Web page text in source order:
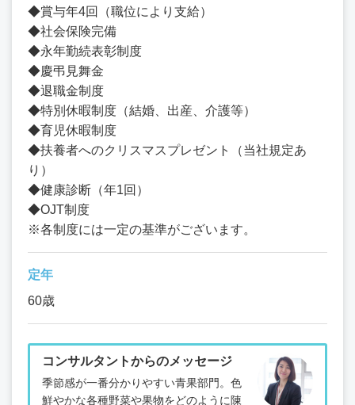
◆賞与年4回（職位により支給）
◆社会保険完備
◆永年勤続表彰制度
◆慶弔見舞金
◆退職金制度
◆特別休暇制度（結婚、出産、介護等）
◆育児休暇制度
◆扶養者へのクリスマスプレゼント（当社規定あ
り）
◆健康診断（年1回）
◆OJT制度
※各制度には一定の基準がございます。
定年
60歳
コンサルタントからのメッセージ
季節感が一番分かりやすい青果部門。色
鮮やかな各種野菜や果物をどのように陳